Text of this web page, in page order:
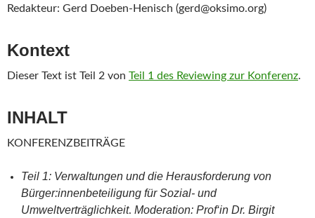
Redakteur: Gerd Doeben-Henisch (gerd@oksimo.org)
Kontext
Dieser Text ist Teil 2 von Teil 1 des Reviewing zur Konferenz.
INHALT
KONFERENZBEITRÄGE
Teil 1: Verwaltungen und die Herausforderung von
Bürger:innenbeteiligung für Sozial- und
Umweltverträglichkeit. Moderation: Prof‘in Dr. Birgit